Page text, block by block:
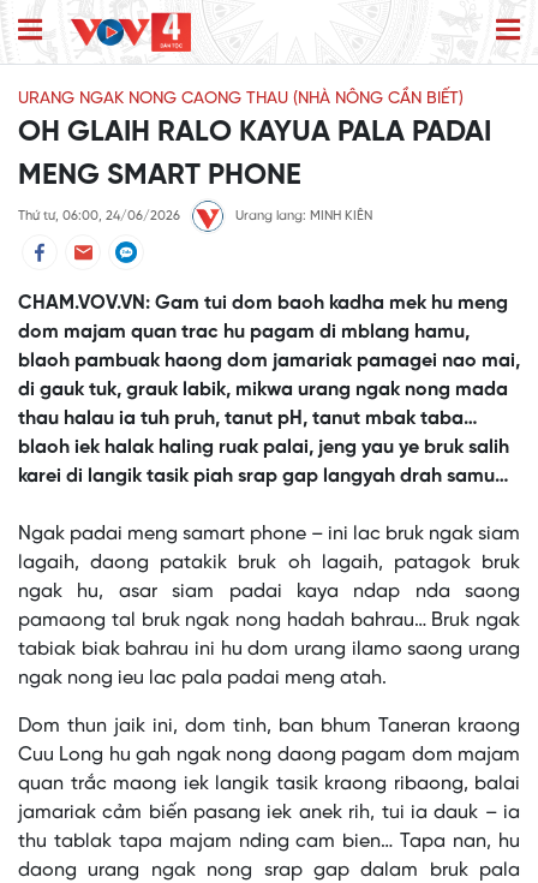
URANG NGAK NONG CAONG THAU (NHÀ NÔNG CẦN BIẾT)
OH GLAIH RALO KAYUA PALA PADAI
MENG SMART PHONE
Thứ tư, 06:00, 24/06/2026 Urang lang: MINH KIÊN
CHAM.VOV.VN: Gam tui dom baoh kadha mek hu meng
dom majam quan trac hu pagam di mblang hamu,
blaoh pambuak haong dom jamariak pamagei nao mai,
di gauk tuk, grauk labik, mikwa urang ngak nong mada
thau halau ia tuh pruh, tanut pH, tanut mbak taba…
blaoh iek halak haling ruak palai, jeng yau ye bruk salih
karei di langik tasik piah srap gap langyah drah samu…
a
modal
window.
No compatible source was found for this media.
Ngak padai meng samart phone – ini lac bruk ngak siam
lagaih, daong patakik bruk oh lagaih, patagok bruk
ngak hu, asar siam padai kaya ndap nda saong
pamaong tal bruk ngak nong hadah bahrau… Bruk ngak
tabiak biak bahrau ini hu dom urang ilamo saong urang
ngak nong ieu lac pala padai meng atah.
Dom thun jaik ini, dom tinh, ban bhum Taneran kraong
Cuu Long hu gah ngak nong daong pagam dom majam
quan trắc maong iek langik tasik kraong ribaong, balai
jamariak cảm biến pasang iek anek rih, tui ia dauk – ia
thu tablak tapa majam nding cam bien… Tapa nan, hu
daong urang ngak nong srap gap dalam bruk pala